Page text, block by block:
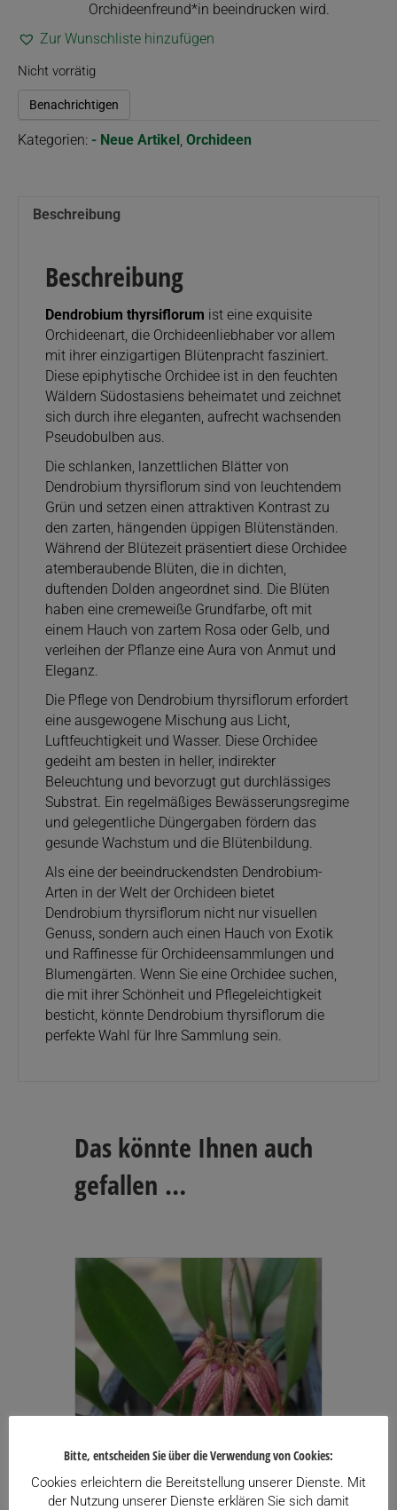
Orchideenfreund*in beeindrucken wird.
Zur Wunschliste hinzufügen
Nicht vorrätig
Benachrichtigen
Kategorien: - Neue Artikel, Orchideen
Beschreibung
Beschreibung
Dendrobium thyrsiflorum ist eine exquisite
Orchideenart, die Orchideenliebhaber vor allem
mit ihrer einzigartigen Blütenpracht fasziniert.
Diese epiphytische Orchidee ist in den feuchten
Wäldern Südostasiens beheimatet und zeichnet
sich durch ihre eleganten, aufrecht wachsenden
Pseudobulben aus.
Die schlanken, lanzettlichen Blätter von
Dendrobium thyrsiflorum sind von leuchtendem
Grün und setzen einen attraktiven Kontrast zu
den zarten, hängenden üppigen Blütenständen.
Während der Blütezeit präsentiert diese Orchidee
atemberaubende Blüten, die in dichten,
duftenden Dolden angeordnet sind. Die Blüten
haben eine cremeweiße Grundfarbe, oft mit
einem Hauch von zartem Rosa oder Gelb, und
verleihen der Pflanze eine Aura von Anmut und
Eleganz.
Die Pflege von Dendrobium thyrsiflorum erfordert
eine ausgewogene Mischung aus Licht,
Luftfeuchtigkeit und Wasser. Diese Orchidee
gedeiht am besten in heller, indirekter
Beleuchtung und bevorzugt gut durchlässiges
Substrat. Ein regelmäßiges Bewässerungsregime
und gelegentliche Düngergaben fördern das
gesunde Wachstum und die Blütenbildung.
Als eine der beeindruckendsten Dendrobium-
Arten in der Welt der Orchideen bietet
Dendrobium thyrsiflorum nicht nur visuellen
Genuss, sondern auch einen Hauch von Exotik
und Raffinesse für Orchideensammlungen und
Blumengärten. Wenn Sie eine Orchidee suchen,
die mit ihrer Schönheit und Pflegeleichtigkeit
besticht, könnte Dendrobium thyrsiflorum die
perfekte Wahl für Ihre Sammlung sein.
Das könnte Ihnen auch
gefallen …
Bitte, entscheiden Sie über die Verwendung von Cookies:
Cookies erleichtern die Bereitstellung unserer Dienste. Mit
der Nutzung unserer Dienste erklären Sie sich damit